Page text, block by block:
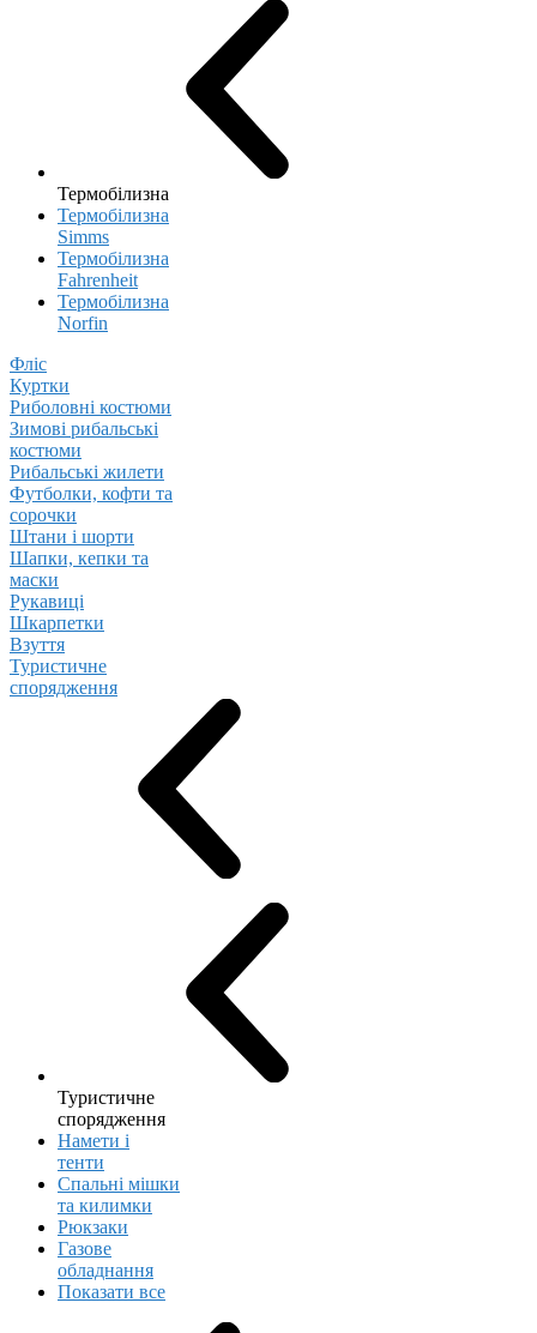
Термобілизна
Термобілизна
Simms
Термобілизна
Fahrenheit
Термобілизна
Norfin
Фліс
Куртки
Риболовні костюми
Зимові рибальські
костюми
Рибальські жилети
Футболки, кофти та
сорочки
Штани і шорти
Шапки, кепки та
маски
Рукавиці
Шкарпетки
Взуття
Туристичне
спорядження
Туристичне
спорядження
Намети і
тенти
Спальні мішки
та килимки
Рюкзаки
Газове
обладнання
Показати все